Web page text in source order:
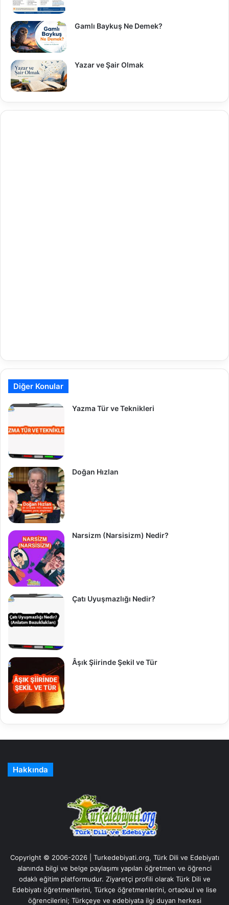
Gamlı Baykuş Ne Demek?
Yazar ve Şair Olmak
Diğer Konular
Yazma Tür ve Teknikleri
Doğan Hızlan
Narsizm (Narsisizm) Nedir?
Çatı Uyuşmazlığı Nedir?
Âşık Şiirinde Şekil ve Tür
Hakkında
Copyright © 2006-2026 | Turkedebiyati.org, Türk Dili ve Edebiyatı
alanında bilgi ve belge paylaşımı yapılan öğretmen ve öğrenci
odaklı eğitim platformudur. Ziyaretçi profili olarak Türk Dili ve
Edebiyatı öğretmenlerini, Türkçe öğretmenlerini, ortaokul ve lise
öğrencilerini; Türkçeye ve edebiyata ilgi duyan herkesi